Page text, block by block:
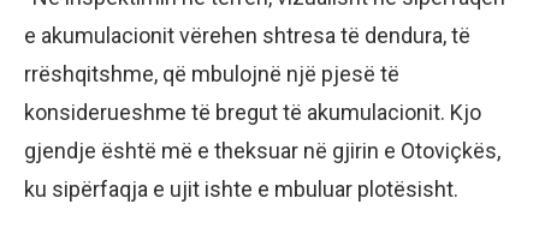
e akumulacionit vërehen shtresa të dendura, të
rrëshqitshme, që mbulojnë një pjesë të
konsiderueshme të bregut të akumulacionit. Kjo
gjendje është më e theksuar në gjirin e Otoviçkës,
ku sipërfaqja e ujit ishte e mbuluar plotësisht.